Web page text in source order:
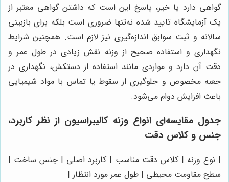
گواهی دارد یا خیر، پاسخ این است که داشتن گواهی معتبر از
یک آزمایشگاه تایید شده نه‌تنها ضروری است بلکه برای بازبینی
سالانه و ثبت سوابق اندازه‌گیری نیز لازم است. همچنین شرایط
نگهداری و استفاده صحیح از وزنه نقش زیادی در طول عمر و
دقت آن دارد و مواردی مانند استفاده از دستکش، نگهداری در
جعبه مخصوص و جلوگیری از سقوط یا تماس با مواد شیمیایی
باعث افزایش دوام می‌شود.
جدول مقایسه‌ای انواع وزنه کالیبراسیون از نظر کاربرد،
جنس و کلاس دقت
| نوع وزنه | کلاس دقت مناسب | کاربرد اصلی | جنس ساخت |
سطح مقاومت محیطی | طول عمر مورد انتظار |